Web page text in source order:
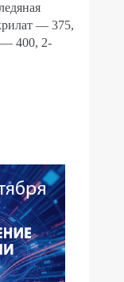
— 375,
— 400, 2-